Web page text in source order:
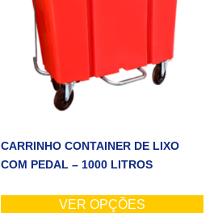
CARRINHO CONTAINER DE LIXO
COM PEDAL – 1000 LITROS
VER OPÇÕES